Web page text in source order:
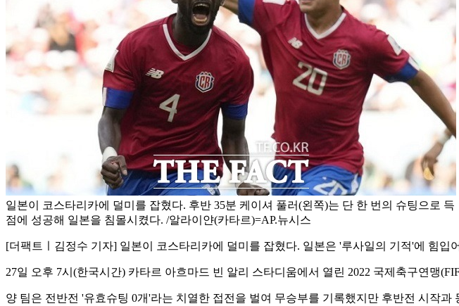
일본이 코스타리카에 덜미를 잡혔다. 후반 35분 케이셔 풀러(왼쪽)는 단 한 번의 슈팅으로 득
점에 성공해 일본을 침몰시켰다. /알라이얀(카타르)=AP.뉴시스
[더팩트ㅣ김정수 기자] 일본이 코스타리카에 덜미를 잡혔다. 일본은 '루사일의 기적'에 힘
27일 오후 7시(한국시간) 카타르 아흐마드 빈 알리 스타디움에서 열린 2022 국제축구연맹
양 팀은 전반전 '유효슈팅 0개'라는 치열한 접전을 벌여 무승부를 기록했지만 후반전 시작과